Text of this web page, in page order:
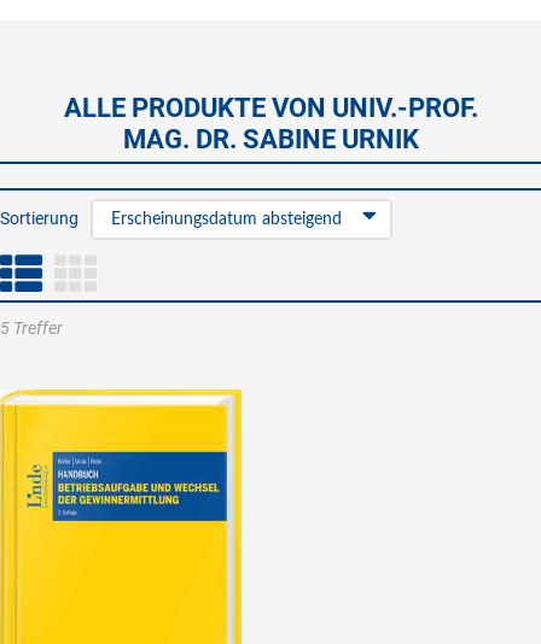
ALLE PRODUKTE VON UNIV.-PROF.
MAG. DR. SABINE URNIK
Sortierung Erscheinungsdatum absteigend
5 Treffer